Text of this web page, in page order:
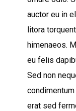
auctor eu in
litora
himenaeos.
eu felis
Sed non
erat sed